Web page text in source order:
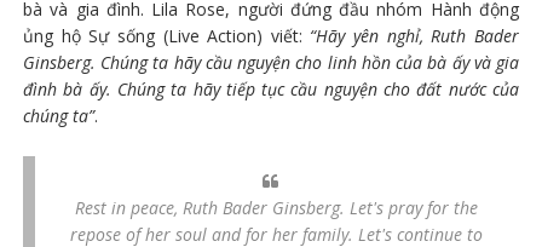
bà và gia đình. Lila Rose, người đứng đầu nhóm Hành động
ủng hộ Sự sống (Live Action) viết: “Hãy yên nghỉ, Ruth Bader
Ginsberg. Chúng ta hãy cầu nguyện cho linh hồn của bà ấy và gia
đình bà ấy. Chúng ta hãy tiếp tục cầu nguyện cho đất nước của
chúng ta”.
Rest in peace, Ruth Bader Ginsberg. Let's pray for the
repose of her soul and for her family. Let's continue to